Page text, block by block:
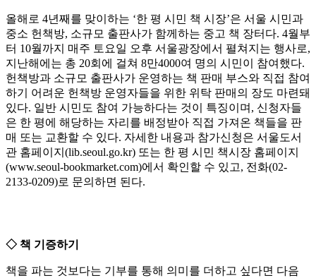
올해로 4년째를 맞이하는 ‘한 평 시민 책 시장’은 서울 시민과
중소 헌책방, 소규모 출판사가 함께하는 중고 책 장터다. 4월부
터 10월까지 매주 토요일 오후 서울광장에서 펼쳐지는 행사로,
지난해에는 총 20회에 걸쳐 8만4000여 명의 시민이 참여했다.
헌책방과 소규모 출판사가 운영하는 책 판매 부스와 직접 참여
하기 어려운 헌책방 운영자들을 위한 위탁 판매의 장도 마련돼
있다. 일반 시민도 참여 가능하다는 것이 특징이며, 신청자들
은 한 평에 해당하는 자리를 배정받아 직접 가져온 책들을 판
매 또는 교환할 수 있다. 자세한 내용과 참가신청은 서울도서
관 홈페이지(lib.seoul.go.kr) 또는 한 평 시민 책시장 홈페이지
(www.seoul-bookmarket.com)에서 확인할 수 있고, 전화(02-
2133-0209)로 문의하면 된다.
◇ 책 기증하기
책을 파는 것보다는 기부를 통해 의미를 더하고 싶다면 다음